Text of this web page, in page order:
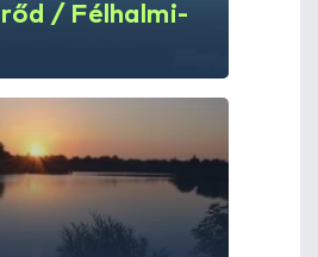
/ Félhalmi-